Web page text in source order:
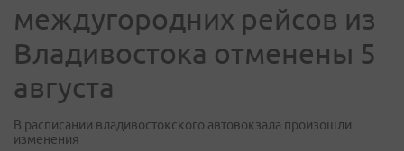
междугородних рейсов из
Владивостока отменены 5
августа
В расписании владивостокского автовокзала произошли
изменения